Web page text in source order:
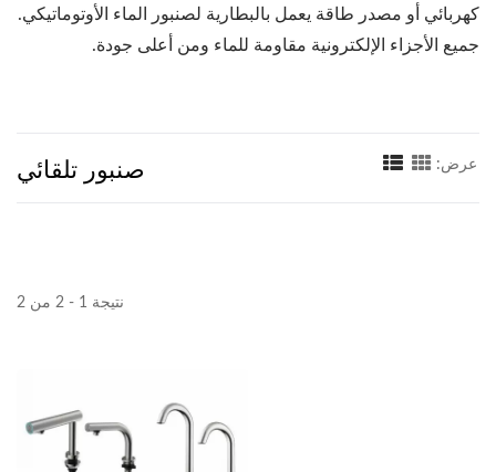
كهربائي أو مصدر طاقة يعمل بالبطارية لصنبور الماء الأوتوماتيكي.
جميع الأجزاء الإلكترونية مقاومة للماء ومن أعلى جودة.
صنبور تلقائي عرض:
نتيجة 1 - 2 من 2